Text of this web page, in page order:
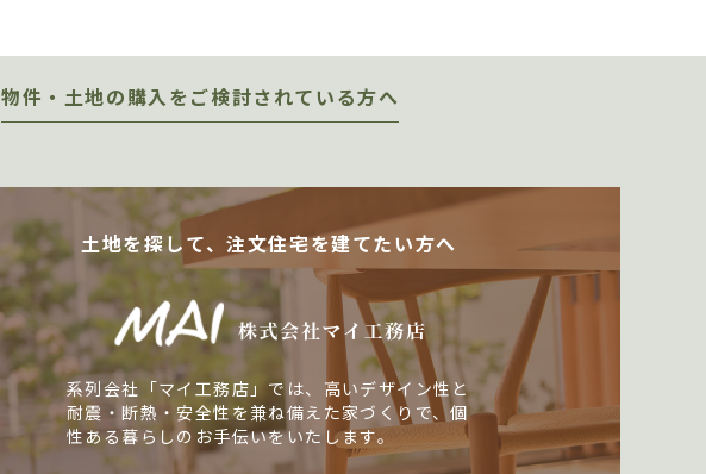
物件・土地の購入をご検討されている方へ
土地を探して、注文住宅を建てたい方へ
系列会社「マイ工務店」では、高いデザイン性と
耐震・断熱・安全性を兼ね備えた家づくりで、個
性ある暮らしのお手伝いをいたします。